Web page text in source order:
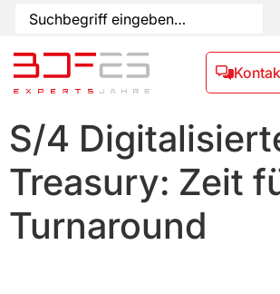
S/4
Treasury: Zeit
Turnaround